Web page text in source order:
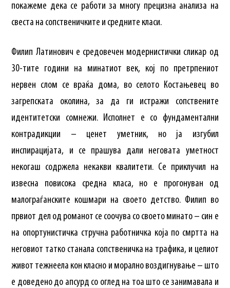
покажеме дека се работи за многу прецизна анализа на
свеста на сопственичките и средните класи.
Филип Латинович е средовечен модернистички сликар од
30-тите години на минатиот век, кој по претрпениот
нервен слом се враќа дома, во селото Костањевец во
загрепската околина, за да ги истражи сопствените
идентитетски сомнежи. Исполнет е со фундаментални
контрадикции – ценет уметник, но ја изгубил
инспирацијата, и се прашува дали неговата уметност
некогаш содржела некакви квалитети. Се приклучил на
извесна повисока средна класа, но е прогонуван од
малограѓанските кошмари на своето детство. Филип во
првиот дел од романот се соочува со своето минато – син е
на опортунистичка стручна работничка која по смртта на
неговиот татко станала сопственичка на трафика, и целиот
живот тежнеела кон класно и морално воздигнување – што
е доведено до апсурд со оглед на тоа што се занимавала и